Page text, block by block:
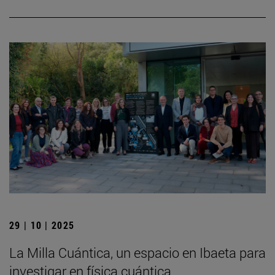
29 | 10 | 2025
La Milla Cuántica, un espacio en Ibaeta para
investigar en física cuántica